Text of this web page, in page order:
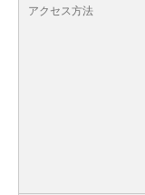
アクセス方法